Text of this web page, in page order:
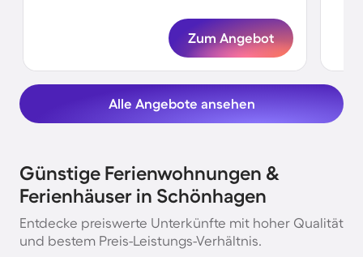
Zum Angebot
Alle Angebote ansehen
Günstige Ferienwohnungen &
Ferienhäuser in Schönhagen
Entdecke preiswerte Unterkünfte mit hoher Qualität
und bestem Preis-Leistungs-Verhältnis.